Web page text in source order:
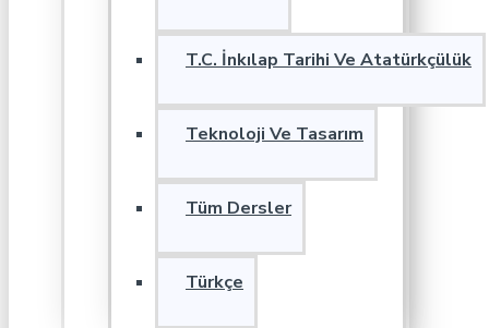
T.C. İnkılap Tarihi Ve Atatürkçülük
Teknoloji Ve Tasarım
Tüm Dersler
Türkçe